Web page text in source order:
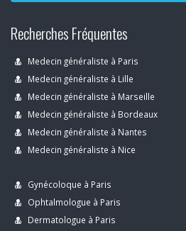
Recherches Fréquentes
Medecin généraliste à Paris
Medecin généraliste à Lille
Medecin généraliste à Marseille
Medecin généraliste à Bordeaux
Medecin généraliste à Nantes
Medecin généraliste à Nice
Gynécoloque à Paris
Ophtalmologue à Paris
Dermatologue à Paris